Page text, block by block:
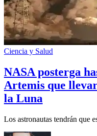
Ciencia y Salud
NASA posterga
Artemis que
la Luna
Los astronautas tendrán que